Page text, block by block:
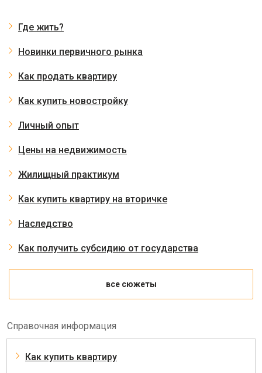
Где жить?
Новинки первичного рынка
Как продать квартиру
Как купить новостройку
Личный опыт
Цены на недвижимость
Жилищный практикум
Как купить квартиру на вторичке
Наследство
Как получить субсидию от государства
все сюжеты
Справочная информация
Как купить квартиру